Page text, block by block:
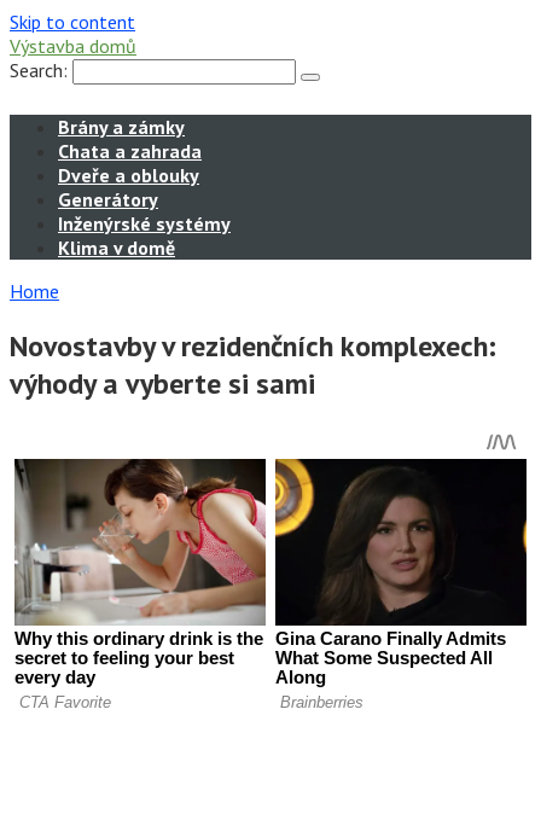
Skip to content
Výstavba domů
Search:
Brány a zámky
Chata a zahrada
Dveře a oblouky
Generátory
Inženýrské systémy
Klima v domě
Home
Novostavby v rezidenčních komplexech:
výhody a vyberte si sami